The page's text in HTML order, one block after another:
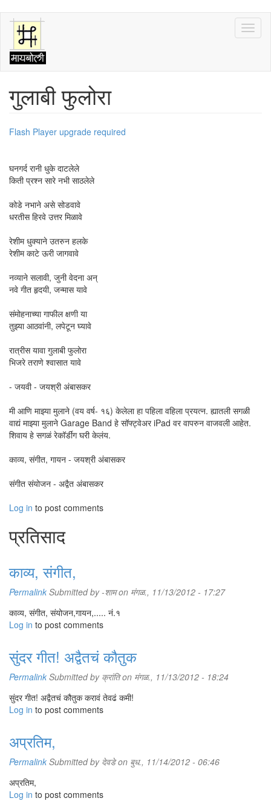
Skip
main
content
गुलाबी फुलोरा
Flash Player upgrade required
घनगर्द रानी धुके दाटलेले
किती प्रश्न सारे नभी साठलेले
कोडे नभाने असे सोडवावे
धरतीस हिरवे उत्तर मिळावे
रेशीम धुक्याने उतरुन हलके
रेशीम काटे ऊरी जागवावे
नव्याने सलावी, जुनी वेदना अन्‌
नवे गीत हृदयी, जन्मास यावे
संमोहनाच्या गाफील क्षणी या
तुझ्या आठवांनी, लपेटून घ्यावे
रात्रीस यावा गुलाबी फुलोरा
भिजरे तराणे श्वासात यावे
- जयवी - जयश्री अंबासकर
मी आणि माझ्या मुलाने (वय वर्ष- १६) केलेला हा पहिला वहिला प्रयत्न. ह्यातली सगळी
वाद्यं माझ्या मुलाने Garage Band हे सॉफ्ट्वेअर iPad वर वापरुन वाजवली आहेत.
शिवाय हे सगळं रेकॉर्डींग घरी केलंय.
काव्य, संगीत, गायन - जयश्री अंबासकर
संगीत संयोजन - अद्वैत अंबासकर
Log in to post comments
प्रतिसाद
काव्य, संगीत,
Permalink Submitted by-शामon मंगळ., 11/13/2012 - 17:27
काव्य, संगीत, संयोजन,गायन,..... नं.१
Log in to post comments
सुंदर गीत! अद्वैतचं कौतुक
Permalink Submitted by क्रांतिon मंगळ., 11/13/2012 - 18:24
सुंदर गीत! अद्वैतचं कौतुक करावं तेवढं कमी!
Log in to post comments
अप्रतिम,
Permalink Submitted by देवडेon बुध., 11/14/2012 - 06:46
अप्रतिम,
Log in to post comments